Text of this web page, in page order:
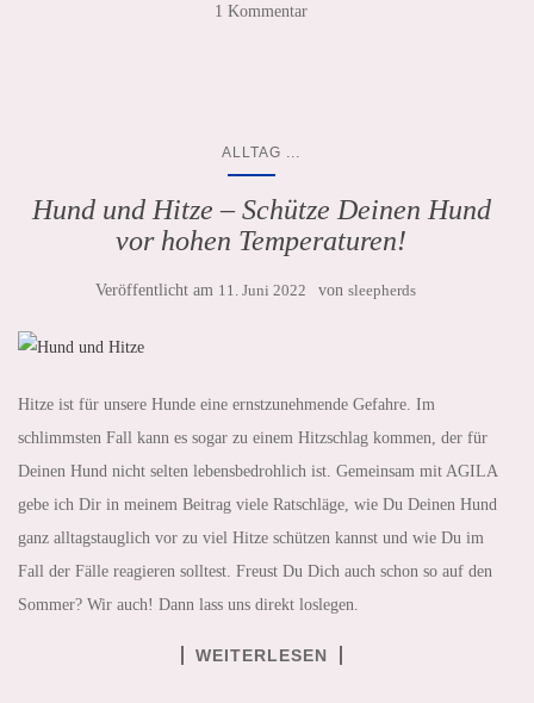
1 Kommentar
ALLTAG
Hund und Hitze – Schütze Deinen Hund
vor hohen Temperaturen!
Veröffentlicht am 11. Juni 2022 von sleepherds
Hitze ist für unsere Hunde eine ernstzunehmende Gefahre. Im
schlimmsten Fall kann es sogar zu einem Hitzschlag kommen, der für
Deinen Hund nicht selten lebensbedrohlich ist. Gemeinsam mit AGILA
gebe ich Dir in meinem Beitrag viele Ratschläge, wie Du Deinen Hund
ganz alltagstauglich vor zu viel Hitze schützen kannst und wie Du im
Fall der Fälle reagieren solltest. Freust Du Dich auch schon so auf den
Sommer? Wir auch! Dann lass uns direkt loslegen.
WEITERLESEN